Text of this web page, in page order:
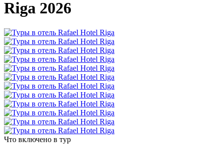
Riga 2026
Что включено в тур